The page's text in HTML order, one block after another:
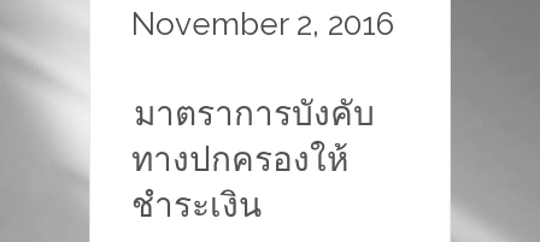
November 2, 2016
มาตราการบังคับ
ทางปกครองให้
ชำระเงิน